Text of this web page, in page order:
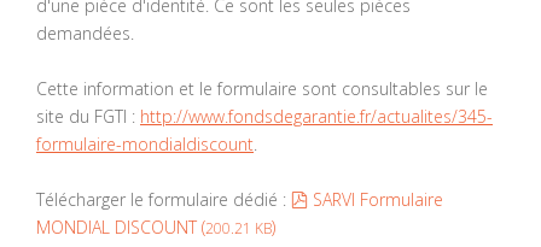
d'une pièce d'identité. Ce sont les seules pièces
demandées.
Cette information et le formulaire sont consultables sur le
site du FGTI : http://www.fondsdegarantie.fr/actualites/345-
formulaire-mondialdiscount.
Télécharger le formulaire dédié : pdf
SARVI Formulaire
MONDIAL DISCOUNT (200.21 KB)